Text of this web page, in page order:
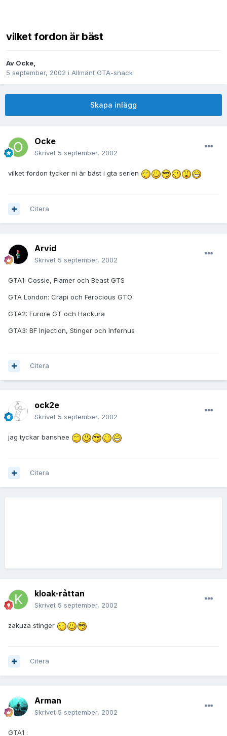
vilket fordon är bäst
Av Ocke,
5 september, 2002 i Allmänt GTA-snack
Skapa inlägg
Ocke
Skrivet 5 september, 2002
vilket fordon tycker ni är bäst i gta serien
Citera
Arvid
Skrivet 5 september, 2002
GTA1: Cossie, Flamer och Beast GTS
GTA London: Crapi och Ferocious GTO
GTA2: Furore GT och Hackura
GTA3: BF Injection, Stinger och Infernus
Citera
ock2e
Skrivet 5 september, 2002
jag tyckar banshee
Citera
kloak-råttan
Skrivet 5 september, 2002
zakuza stinger
Citera
Arman
Skrivet 5 september, 2002
GTA1 :